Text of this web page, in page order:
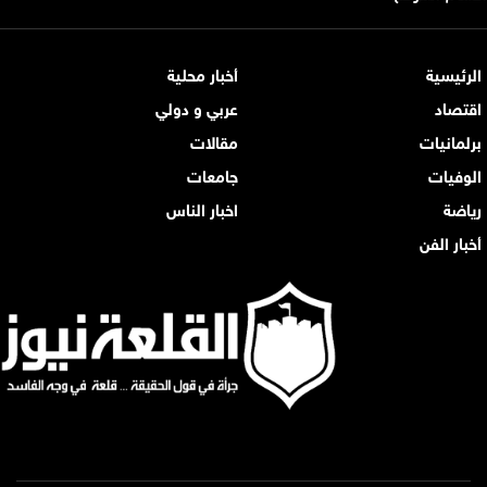
الرئيسية
أخبار محلية
اقتصاد
عربي و دولي
برلمانيات
مقالات
الوفيات
جامعات
رياضة
اخبار الناس
أخبار الفن